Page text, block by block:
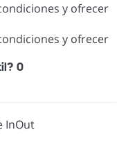
y ofrecer
y ofrecer
0
InOut